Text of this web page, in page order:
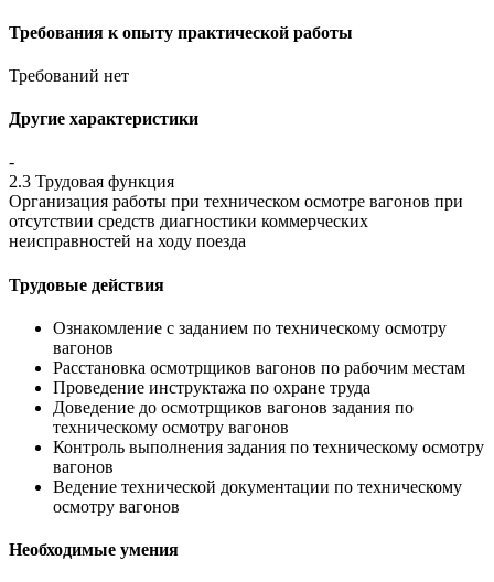
Требования к опыту практической работы
Требований нет
Другие характеристики
-
2.3 Трудовая функция
Организация работы при техническом осмотре вагонов при
отсутствии средств диагностики коммерческих
неисправностей на ходу поезда
Трудовые действия
Ознакомление с заданием по техническому осмотру
вагонов
Расстановка осмотрщиков вагонов по рабочим местам
Проведение инструктажа по охране труда
Доведение до осмотрщиков вагонов задания по
техническому осмотру вагонов
Контроль выполнения задания по техническому осмотру
вагонов
Ведение технической документации по техническому
осмотру вагонов
Необходимые умения